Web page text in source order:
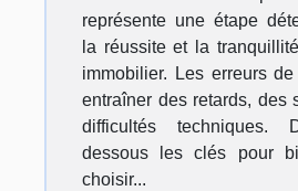
représente une étape
la réussite et la
immobilier. Les erreurs
entraîner des retards, des
difficultés techniques.
dessous les clés pour
choisir...